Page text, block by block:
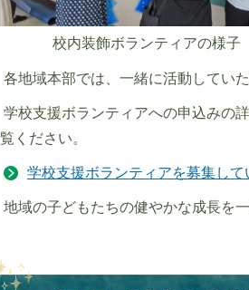
校内装飾ボランティアの様子
各地域本部では、一緒に活動してい
学校支援ボランティアへの申込みの
覧ください。
学校支援ボランティアを募集して
地域の子どもたちの健やかな成長を